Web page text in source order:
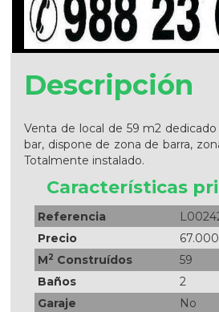
Descripción
Venta de local de 59 m2
bar, dispone de zona de barra,
Totalmente instalado.
Características
Referencia
Precio
M2 Construídos
59
Baños
2
Garaje
No